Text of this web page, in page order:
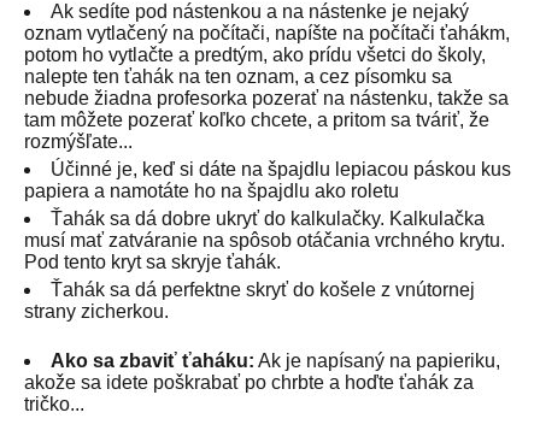
Ak sedíte pod nástenkou a na nástenke je nejaký
oznam vytlačený na počítači, napíšte na počítači ťahákm,
potom ho vytlačte a predtým, ako prídu všetci do školy,
nalepte ten ťahák na ten oznam, a cez písomku sa
nebude žiadna profesorka pozerať na nástenku, takže sa
tam môžete pozerať koľko chcete, a pritom sa tváriť, že
rozmýšľate...
Účinné je, keď si dáte na špajdlu lepiacou páskou kus
papiera a namotáte ho na špajdlu ako roletu
Ťahák sa dá dobre ukryť do kalkulačky. Kalkulačka
musí mať zatváranie na spôsob otáčania vrchného krytu.
Pod tento kryt sa skryje ťahák.
Ťahák sa dá perfektne skryť do košele z vnútornej
strany zicherkou.
Ako sa zbaviť ťaháku: Ak je napísaný na papieriku,
akože sa idete poškrabať po chrbte a hoďte ťahák za
tričko...